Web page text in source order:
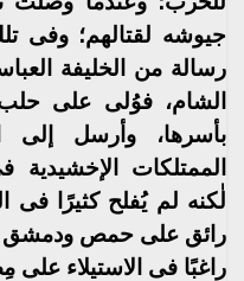
جيوشه لقتالهم؛ وفى
رسالة من الخليفة
الشام، فوُلى على
بأسرها، وأرسل إلى
الممتلكات
لٰكنه لم يُفلح كثيرًا
رائق على حمص ودمشق
راغبًا فى الاستيلاء على